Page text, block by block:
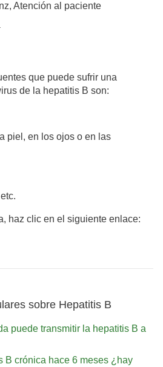
Atención al paciente
que puede sufrir una
de la hepatitis B son:
piel, en los ojos o en las
haz clic en el siguiente enlace:
sobre Hepatitis B
puede transmitir la hepatitis B a
B crónica hace 6 meses ¿hay